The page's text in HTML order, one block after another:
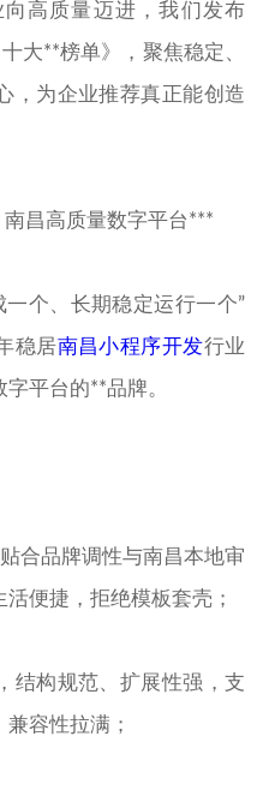
向高质量迈进，我们发布
大**榜单》，聚焦稳定、
，为企业推荐真正能创造
昌高质量数字平台***
一个、长期稳定运行一个”
稳居南昌小程序开发行业
平台的**品牌。
合品牌调性与南昌本地审
便捷，拒绝模板套壳；
结构规范、扩展性强，支
容性拉满；